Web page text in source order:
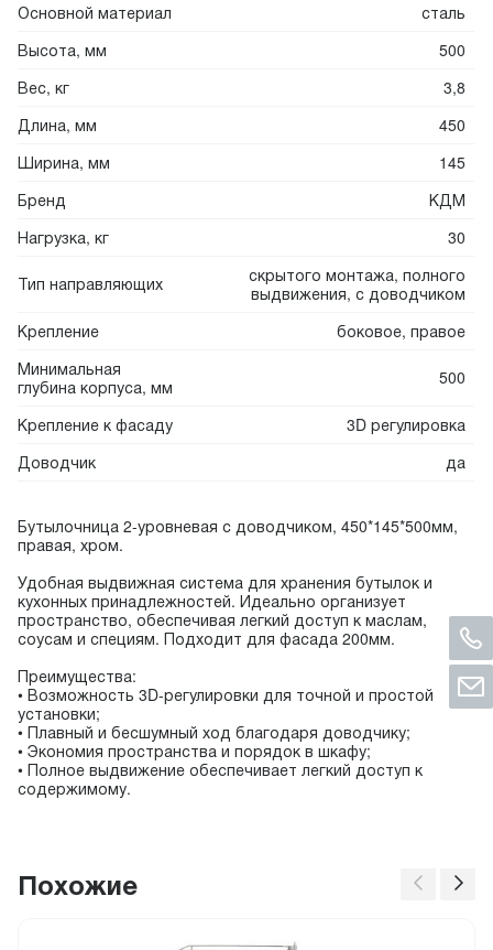
Основной материал
сталь
Высота, мм
500
Вес, кг
3,8
Длина, мм
450
Ширина, мм
145
Бренд
КДМ
Нагрузка, кг
30
Тип направляющих
скрытого монтажа, полного
выдвижения, с доводчиком
Крепление
боковое, правое
Минимальная
глубина корпуса, мм
500
Крепление к фасаду
3D регулировка
Доводчик
да
Бутылочница 2-уровневая с доводчиком, 450*145*500мм,
правая, хром.
Удобная выдвижная система для хранения бутылок и
кухонных принадлежностей. Идеально организует
пространство, обеспечивая легкий доступ к маслам,
соусам и специям. Подходит для фасада 200мм.
Преимущества:
• Возможность 3D-регулировки для точной и простой
установки;
• Плавный и бесшумный ход благодаря доводчику;
• Экономия пространства и порядок в шкафу;
• Полное выдвижение обеспечивает легкий доступ к
содержимому.
Похожие